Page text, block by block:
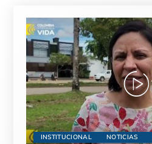
INSTITUCIONAL NOTICIAS